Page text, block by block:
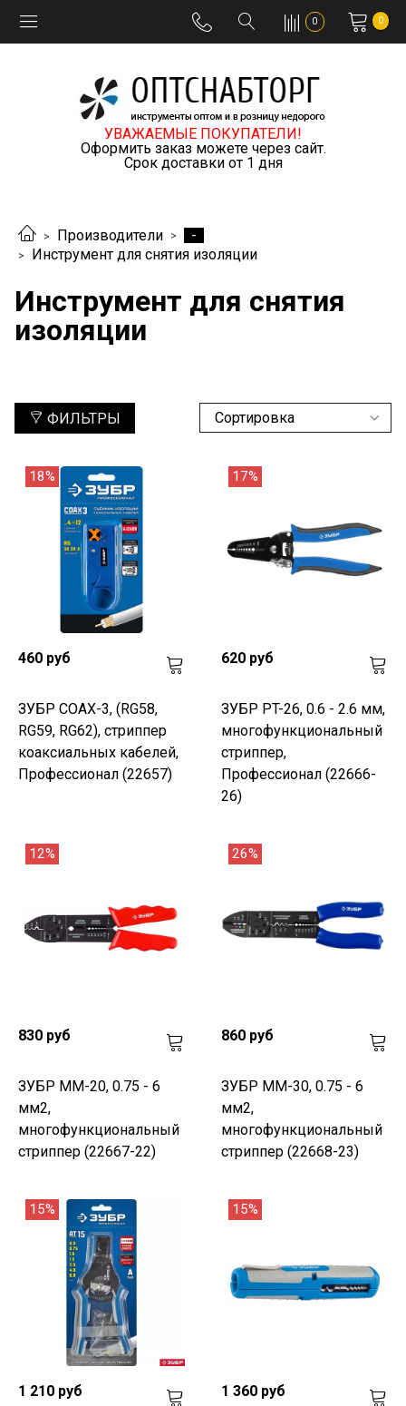
0 0
УВАЖАЕМЫЕ ПОКУПАТЕЛИ!
Оформить заказ можете через сайт.
Срок доставки от 1 дня
Производители
-
Инструмент для снятия изоляции
Инструмент для снятия
изоляции
ФИЛЬТРЫ
18%
460 руб
ЗУБР COAX-3, (RG58,
RG59, RG62), стриппер
коаксиальных кабелей,
Профессионал (22657)
17%
620 руб
ЗУБР PT-26, 0.6 - 2.6 мм,
многофункциональный
стриппер,
Профессионал (22666-
26)
12%
830 руб
ЗУБР ММ-20, 0.75 - 6
мм2,
многофункциональный
стриппер (22667-22)
26%
860 руб
ЗУБР ММ-30, 0.75 - 6
мм2,
многофункциональный
стриппер (22668-23)
15%
1 210 руб
15%
1 360 руб